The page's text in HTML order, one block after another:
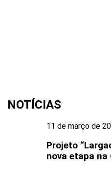
NOTÍCIAS
11 de março de
Projeto
nova etapa na